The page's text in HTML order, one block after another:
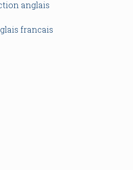
anglais
francais